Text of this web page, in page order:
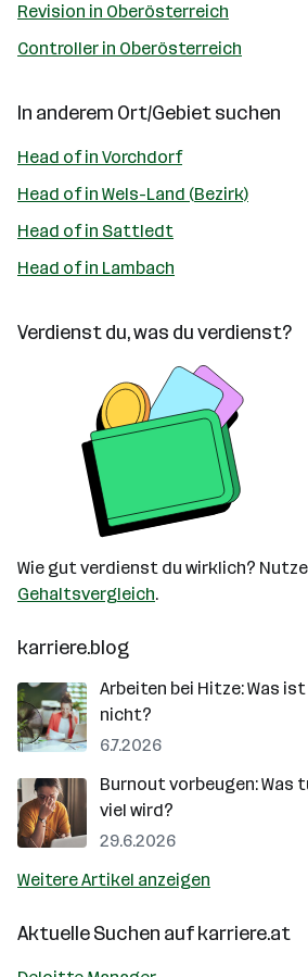
Revision in Oberösterreich
Controller in Oberösterreich
In anderem Ort/Gebiet suchen
Head of in Vorchdorf
Head of in Wels-Land (Bezirk)
Head of in Sattledt
Head of in Lambach
Verdienst du, was du verdienst?
Wie gut verdienst du wirklich?
Gehaltsvergleich.
karriere.blog
Arbeiten bei Hitze: Was
nicht?
6.7.2026
Burnout vorbeugen: Was
viel wird?
29.6.2026
Weitere Artikel anzeigen
Aktuelle Suchen aufkarriere.at